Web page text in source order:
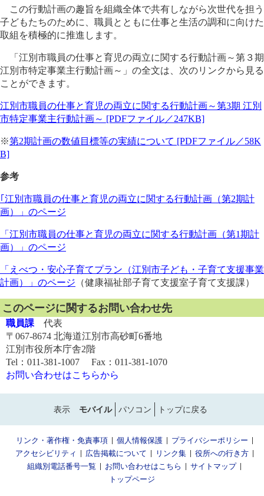
この行動計画の趣旨を組織全体で共有しながら次世代を担う
子どもたちのために、職員とともに仕事と生活の調和に向けた
取組を積極的に推進します。
「江別市職員の仕事と育児の両立に関する行動計画～第３期
江別市特定事業主行動計画～」の全文は、次のリンクから見る
ことができます。
江別市職員の仕事と育児の両立に関する行動計画～第3期 江別
市特定事業主行動計画～ [PDFファイル／247KB]
※第2期計画の数値目標等の実績について [PDFファイル／58K
B]
参考
｢江別市職員の仕事と育児の両立に関する行動計画（第2期計
画）」のページ
「江別市職員の仕事と育児の両立に関する行動計画（第1期計
画）」のページ
「えべつ・安心子育てプラン（江別市子ども・子育て支援事業
計画）」のページ （健康福祉部子育て支援室子育て支援課）
このページに関するお問い合わせ先
職員課代表
〒067-8674 北海道江別市高砂町6番地
江別市役所本庁舎2階
Tel：011-381-1007 Fax：011-381-1070
お問い合わせはこちらから
表示 モバイル パソコン トップに戻る
リンク・著作権・免責事項 個人情報保護
プライバシーポリシー
アクセシビリティ
広告掲載について リンク集
役所への行き方
組織別電話番号一覧
お問い合わせはこちら
サイトマップ
トップページ